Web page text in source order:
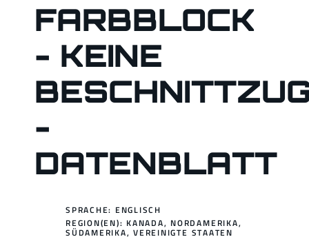
FARBBLOCK
- KEINE
-
DATENBLATT
SPRACHE: ENGLISCH
REGION(EN): KANADA, NORDAMERIKA,
SÜDAMERIKA,VEREINIGTE STAATEN